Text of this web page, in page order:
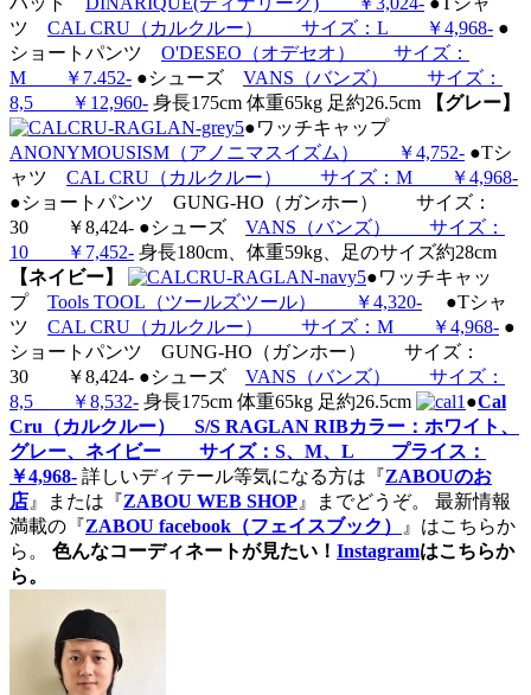
ツ CAL CRU（カルクルー） サイズ：L ￥4,968- ●
ショートパンツ O'DESEO（オデセオ） サイズ：
M ￥7.452- ●シューズ VANS（バンズ） サイズ：
8,5 ￥12,960- 身長175cm 体重65kg 足約26.5cm
【グレー】
●ワッチキャップ
ANONYMOUSISM（アノニマスイズム） ￥4,752- ●Tシ
ャツ CAL CRU（カルクルー） サイズ：M ￥4,968-
●ショートパンツ GUNG-HO（ガンホー） サイズ：
30 ￥8,424- ●シューズ VANS（バンズ） サイズ：
10 ￥7,452- 身長180cm、体重59kg、足のサイズ約28cm
【ネイビー】
●ワッチキャッ
プ Tools TOOL（ツールズツール） ￥4,320- ●Tシャ
ツ CAL CRU（カルクルー） サイズ：M ￥4,968- ●
ショートパンツ GUNG-HO（ガンホー） サイズ：
30 ￥8,424- ●シューズ VANS（バンズ） サイズ：
8,5 ￥8,532- 身長175cm 体重65kg 足約26.5cm ●Cal
Cru（カルクルー） S/S RAGLAN RIBカラー：ホワイト、
グレー、ネイビー サイズ：S、M、L プライス：
￥4,968- 詳しいディテール等気になる方は『ZABOUのお
店 』または『ZABOU WEB SHOP 』までどうぞ。 最新情報
満載の『ZABOU facebook（フェイスブック）
』はこちらか
ら。 色んなコーディネートが見たい！ Instagramはこちらか
ら。